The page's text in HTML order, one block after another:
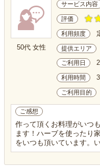
50代 女性
サービス内容
評価
利用頻度
提供エリア
ご利用日
利用時間
ご利用目的
ご感想
作って頂くお料理がいつ
ます！ハーブを使ったり
をいつも頂いています。